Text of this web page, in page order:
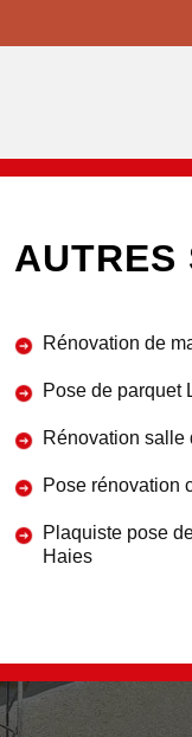
AUTRES
Rénovation de
Pose de parquet
Rénovation salle
Pose rénovation
Plaquiste pose
Haies